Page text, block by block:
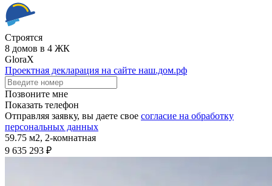
Строятся
8 домов в 4 ЖК
GloraX
Проектная декларация на сайте наш.дом.рф
Позвоните мне
Показать телефон
Отправляя заявку, вы даете свое согласие на обработку
персональных данных
59.75 м2, 2-комнатная
9 635 293 ₽